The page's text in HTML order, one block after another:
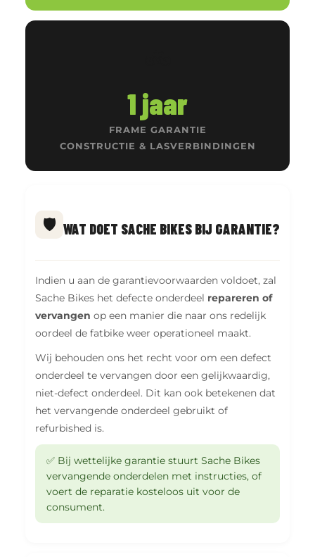
1 jaar
FRAME GARANTIE
CONSTRUCTIE & LASVERBINDINGEN
🛡️ WAT DOET SACHE BIKES BIJ GARANTIE?
Indien u aan de garantievoorwaarden voldoet, zal
Sache Bikes het defecte onderdeel repareren of
vervangen op een manier die naar ons redelijk
oordeel de fatbike weer operationeel maakt.
Wij behouden ons het recht voor om een defect
onderdeel te vervangen door een gelijkwaardig,
niet-defect onderdeel. Dit kan ook betekenen dat
het vervangende onderdeel gebruikt of
refurbished is.
✅ Bij wettelijke garantie stuurt Sache Bikes
vervangende onderdelen met instructies, of
voert de reparatie kosteloos uit voor de
consument.